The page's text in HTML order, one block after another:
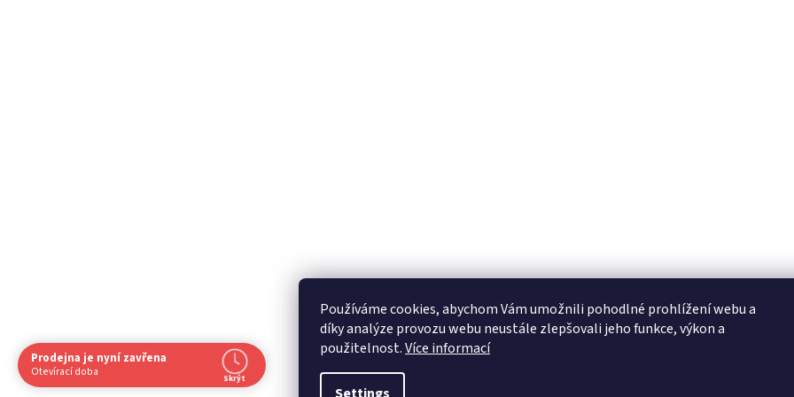
Používáme cookies, abychom Vám umožnili pohodlné prohlížení webu a
díky analýze provozu webu neustále zlepšovali jeho funkce, výkon a
použitelnost.Více informací
Prodejna je nyní zavřena
Otevírací doba Skrýt
Navštivte nás osobně
Čas Pauza